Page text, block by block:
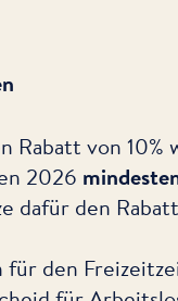
Rabatt von 10%
2026
dafür den
für den